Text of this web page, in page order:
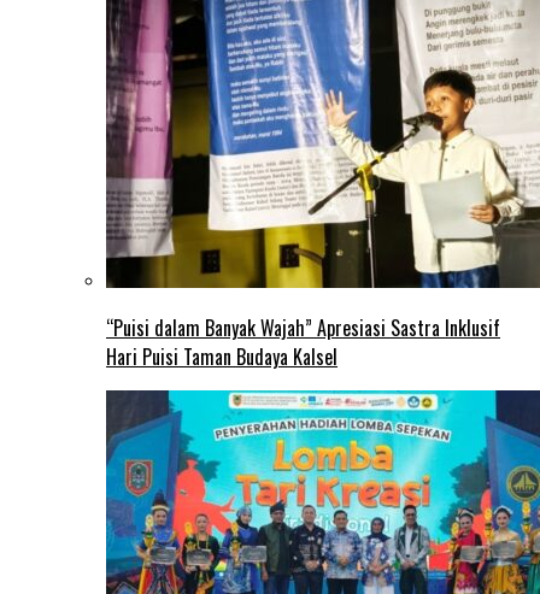
“Puisi dalam Banyak Wajah” Apresiasi Sastra Inklusif
Hari Puisi Taman Budaya Kalsel